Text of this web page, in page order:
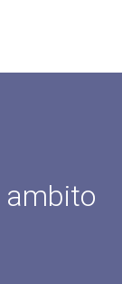
ambito